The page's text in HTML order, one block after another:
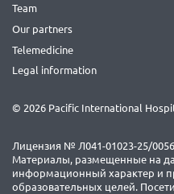
Team
Our partners
Telemedicine
Legal information
© 2026 Pacific International
Лицензия № Л041-01023-25/
Материалы, размещенные на
информационный характер и
образовательных целей.